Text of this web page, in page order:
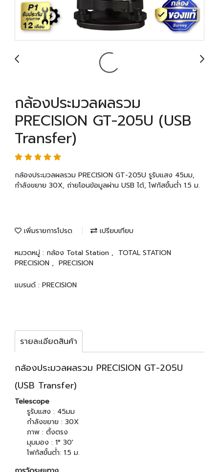
กล้องประมวลผลรวม
PRECISION GT-205U (USB
Transfer)
กล้องประมวลผลรวม PRECISION GT-205U รูรับแสง 45มม,
กำลังขยาย 30X, ถ่ายโอนข้อมูลผ่าน USB ได้, โฟกัสขั้นต่ำ 1.5 ม.
เพิ่มรายการโปรด เปรียบเทียบ
หมวดหมู่ : กล้อง Total Station , TOTAL STATION
PRECISION , PRECISION
แบรนด์ : PRECISION
รายละเอียดสินค้า
กล้องประมวลผลรวม PRECISION GT-205U
(USB Transfer)
Telescope
รูรับแสง : 45มม
กำลังขยาย : 30X
ภาพ : ตั้งตรง
มุมมอง : 1° 30'
โฟกัสขั้นต่ำ: 1.5 ม.